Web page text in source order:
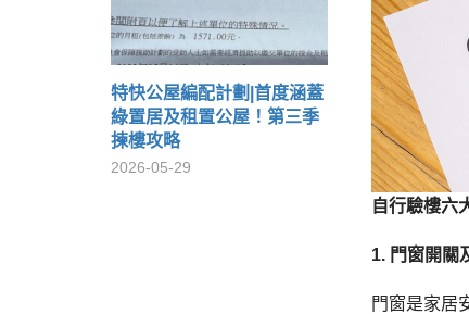
特快公屋編配計劃|首度涵蓋
綠置居及租置公屋！第三季
揀樓攻略
2026-05-29
自行驗樓六
1. 門窗開關
門窗是家居